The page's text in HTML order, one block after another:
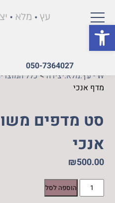
פתח סרגל נגישות
050-7364027
W - עץ.מלא.יצירה >כלל
מדף אנכי
סט מדפים
אנכי
₪500.00
כמות
של
הוספה לסל